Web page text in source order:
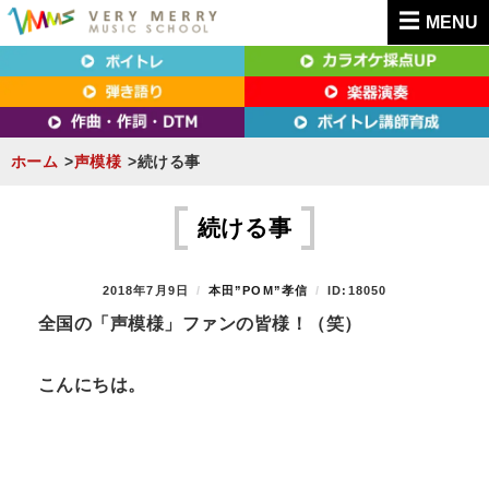
MENU
東京（新宿・八王子）・横浜・名古屋・京都で
「本気」になれるボイトレ教室｜VERY MERRY
MUSIC SCHOOL（ベリーメリー）
東京（新宿・八王子）・横浜・名古屋・京都で「本気」になれるボイトレ教室｜
VERY MERRY MUSIC SCHOOL（ベリーメリー）
ホーム 声模様 続ける事
続ける事
P
S
D
2018年7月9日
B
本田”POM”孝信 ID:18050
全国の「声模様」ファンの皆様！（笑）
こんにちは。